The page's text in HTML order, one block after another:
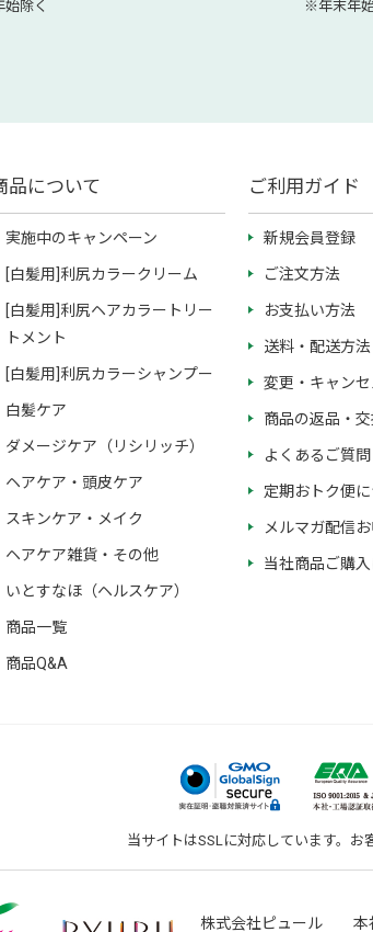
除く
※年末年
品について
実施中のキャンペーン
[白髪用]利尻カラークリーム
[白髪用]利尻ヘアカラートリー
トメント
[白髪用]利尻カラーシャンプー
白髪ケア
ダメージケア（リシリッチ）
ヘアケア・頭皮ケア
スキンケア・メイク
ヘアケア雑貨・その他
いとすなほ（ヘルスケア）
商品一覧
商品Q&A
ご利用ガイド
新規会員登録
ご注文方法
お支払い方法
送料・配送方法
変更・キャン
商品の返品・交
よくあるご質問
定期おトク便
メルマガ配信
当社商品ご購
当サイトはSSLに対応しています。お
株式会社ピュール 本